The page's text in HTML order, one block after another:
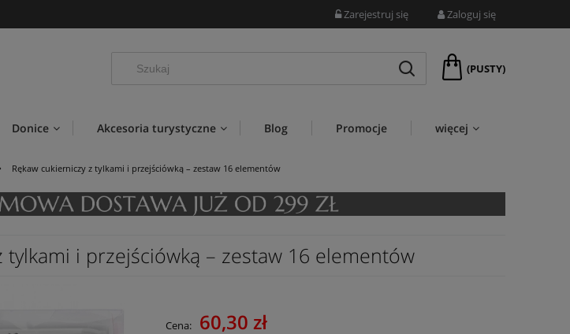
Zarejestruj się Zaloguj się
(PUSTY)
Donice Akcesoria turystyczne Blog Promocje więcej
Rękaw cukierniczy z tylkami i przejściówką – zestaw 16 elementów
tylkami i przejściówką – zestaw 16 elementów
Cena: 60,30 zł